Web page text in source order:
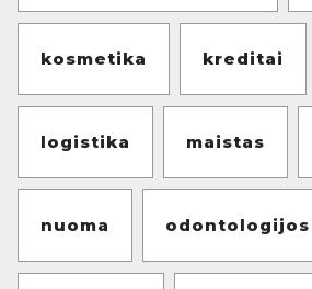
kosmetika kreditai
logistika maistas
nuoma